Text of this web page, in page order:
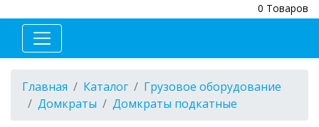
0 Товаров
Главная Каталог
Грузовое оборудование
Домкраты
Домкраты подкатные